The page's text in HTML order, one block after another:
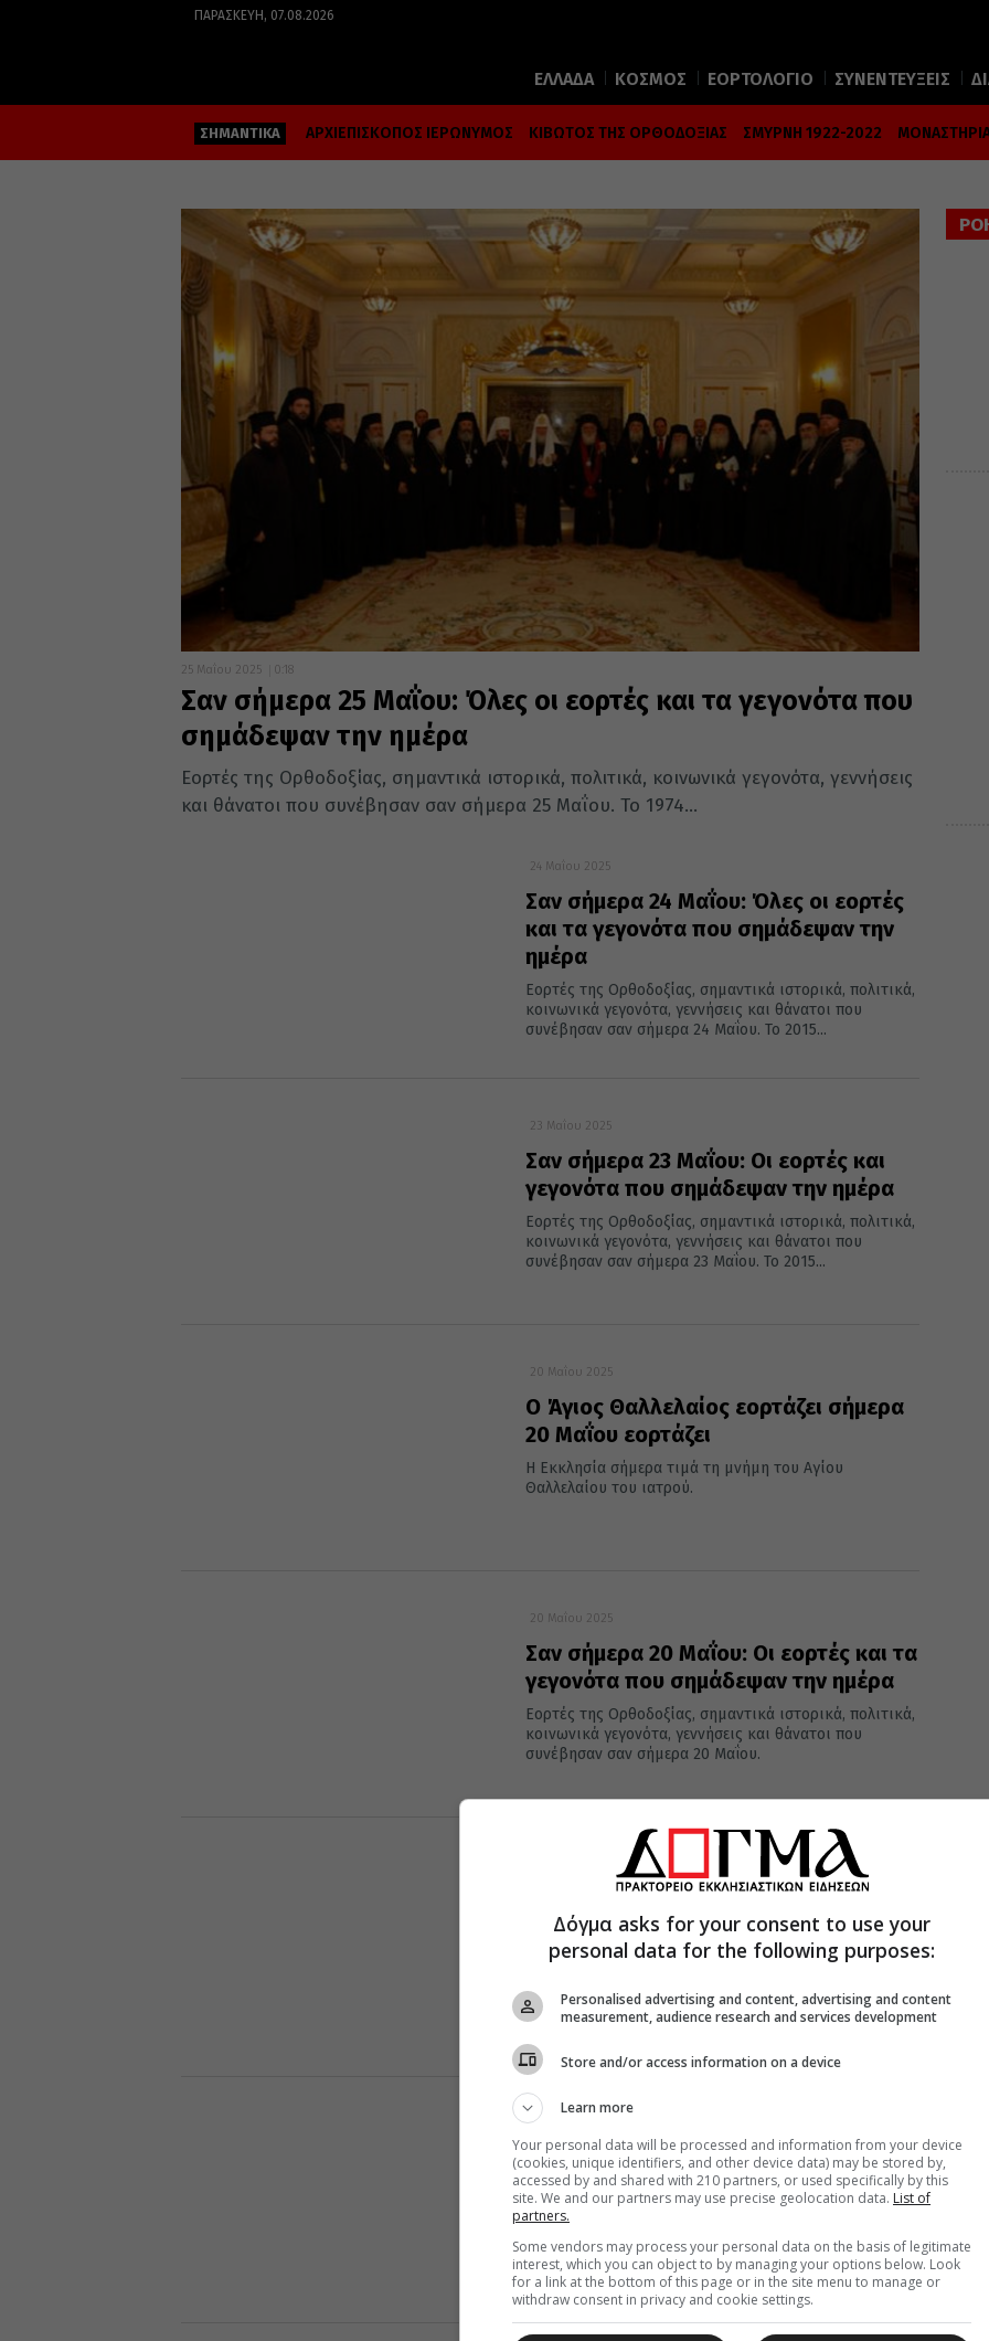
ΠΑΡΑΣΚΕΥΉ, 07.08.2026
ΕΛΛΑΔΑ ΚΟΣΜΟΣ ΕΟΡΤΟΛΟΓΙΟ ΣΥΝΕΝΤΕΥΞΕΙΣ
ΣΗΜΑΝΤΙΚΑ ΑΡΧΙΕΠΙΣΚΟΠΟΣ ΙΕΡΩΝΥΜΟΣ ΚΙΒΩΤΟΣ ΤΗΣ ΟΡΘΟΔΟΞΙΑΣ ΣΜΥΡΝΗ 1922-2022
25 Μαΐου 2025 0:18
Σαν σήμερα 25 Μαΐου: Όλες οι εορτές και τα γεγονότα που
σημάδεψαν την ημέρα
Εορτές της Ορθοδοξίας, σημαντικά ιστορικά, πολιτικά, κοινωνικά γεγονότα, γεννήσεις
και θάνατοι που συνέβησαν σαν σήμερα 25 Μαΐου. Το 1974...
24 Μαΐου 2025
Σαν σήμερα 24 Μαΐου: Όλες οι εορτές
και τα γεγονότα που σημάδεψαν την
ημέρα
Εορτές της Ορθοδοξίας, σημαντικά ιστορικά, πολιτικά,
κοινωνικά γεγονότα, γεννήσεις και θάνατοι που
συνέβησαν σαν σήμερα 24 Μαΐου. Το 2015...
23 Μαΐου 2025
Σαν σήμερα 23 Μαΐου: Οι εορτές και
γεγονότα που σημάδεψαν την ημέρα
Εορτές της Ορθοδοξίας, σημαντικά ιστορικά, πολιτικά,
κοινωνικά γεγονότα, γεννήσεις και θάνατοι που
συνέβησαν σαν σήμερα 23 Μαΐου. Το 2015...
20 Μαΐου 2025
Ο Άγιος Θαλλελαίος εορτάζει σήμερα
20 Μαΐου εορτάζει
Η Εκκλησία σήμερα τιμά τη μνήμη του Αγίου
Θαλλελαίου του ιατρού.
20 Μαΐου 2025
Σαν σήμερα 20 Μαΐου: Οι εορτές και τα
γεγονότα που σημάδεψαν την ημέρα
Εορτές της Ορθοδοξίας, σημαντικά ιστορικά, πολιτικά,
κοινωνικά γεγονότα, γεννήσεις και θάνατοι που
συνέβησαν σαν σήμερα 20 Μαΐου.
Σαν σήμερα 19 Μαΐου: Όλες οι εορτές
και τα γεγονότα που “σημάδεψαν” την
ημέρα
Εορτές της Ορθοδοξίας, σημαντικά ιστορικά, πολιτικά,
κοινωνικά γεγονότα, γεννήσεις και θάνατοι που
συνέβησαν σαν σήμερα 19 Μαΐου. Το 2014...
18 Μαΐου 2025
Σαν σήμερα 18 Μαΐου: Οι εορτές και τα
γεγονότα που σημάδεψαν την ημέρα
Εορτές της Ορθοδοξίας, σημαντικά ιστορικά, πολιτικά,
κοινωνικά γεγονότα, γεννήσεις και θάνατοι που
συνέβησαν σαν σήμερα 18 Μαΐου.
Δόγμα asks for your consent to use your
personal data for the following purposes:
Personalised advertising and content, advertising and content
measurement, audience research and services development
Store and/or access information on a device
Learn more
Your personal data will be processed and information from your device
(cookies, unique identifiers, and other device data) may be stored by,
accessed by and shared with 210 partners, or used specifically by this
site. We and our partners may use precise geolocation data. List of
partners.
Some vendors may process your personal data on the basis of legitimate
interest, which you can object to by managing your options below. Look
for a link at the bottom of this page or in the site menu to manage or
withdraw consent in privacy and cookie settings.